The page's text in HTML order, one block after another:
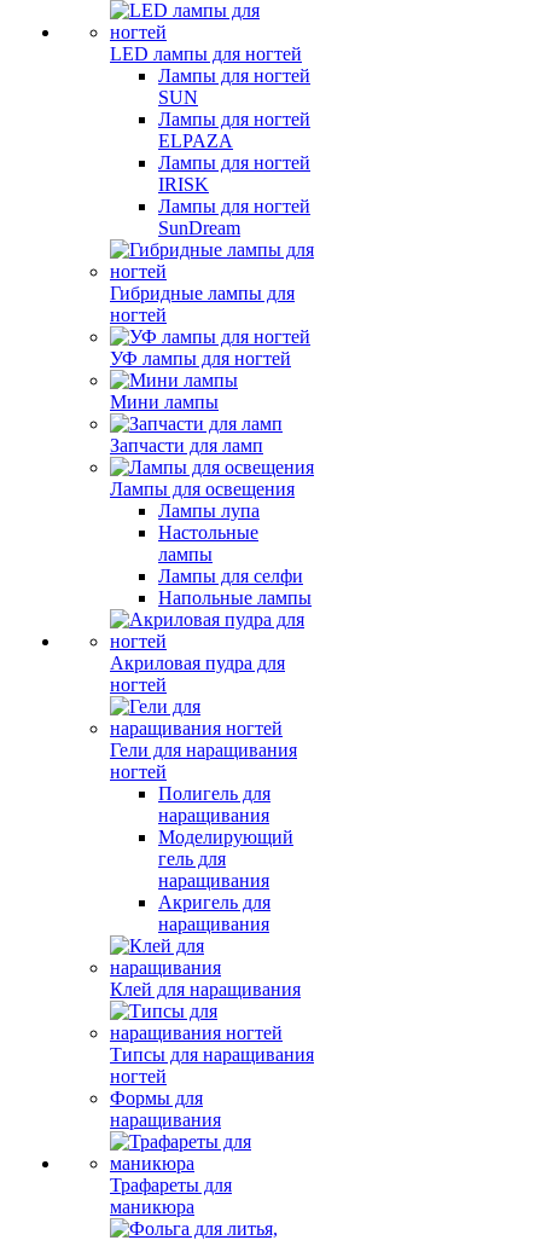
LED лампы для ногтей
Лампы для ногтей
SUN
Лампы для ногтей
ELPAZA
Лампы для ногтей
IRISK
Лампы для ногтей
SunDream
Гибридные лампы для
ногтей
УФ лампы для ногтей
Мини лампы
Запчасти для ламп
Лампы для освещения
Лампы лупа
Настольные
лампы
Лампы для селфи
Напольные лампы
Акриловая пудра для
ногтей
Гели для наращивания
ногтей
Полигель для
наращивания
Моделирующий
гель для
наращивания
Акригель для
наращивания
Клей для наращивания
Типсы для наращивания
ногтей
Формы для
наращивания
Трафареты для
маникюра